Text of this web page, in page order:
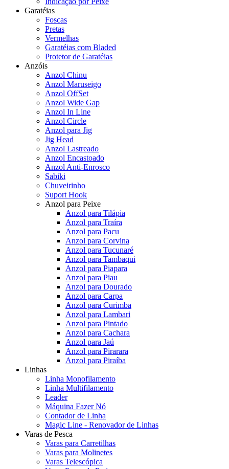
Garatéias
Foscas
Pretas
Vermelhas
Garatéias com Bladed
Protetor de Garatéias
Anzóis
Anzol Chinu
Anzol Maruseigo
Anzol OffSet
Anzol Wide Gap
Anzol In Line
Anzol Circle
Anzol para Jig
Jig Head
Anzol Lastreado
Anzol Encastoado
Anzol Anti-Enrosco
Sabiki
Chuveirinho
Suport Hook
Anzol para Peixe
Anzol para Tilápia
Anzol para Traíra
Anzol para Pacu
Anzol para Corvina
Anzol para Tucunaré
Anzol para Tambaqui
Anzol para Piapara
Anzol para Piau
Anzol para Dourado
Anzol para Carpa
Anzol para Curimba
Anzol para Lambari
Anzol para Pintado
Anzol para Cachara
Anzol para Jaú
Anzol para Pirarara
Anzol para Piraíba
Linhas
Linha Monofilamento
Linha Multifilamento
Leader
Máquina Fazer Nó
Contador de Linha
Magic Line - Renovador de Linhas
Varas de Pesca
Varas para Carretilhas
Varas para Molinetes
Varas Telescópica